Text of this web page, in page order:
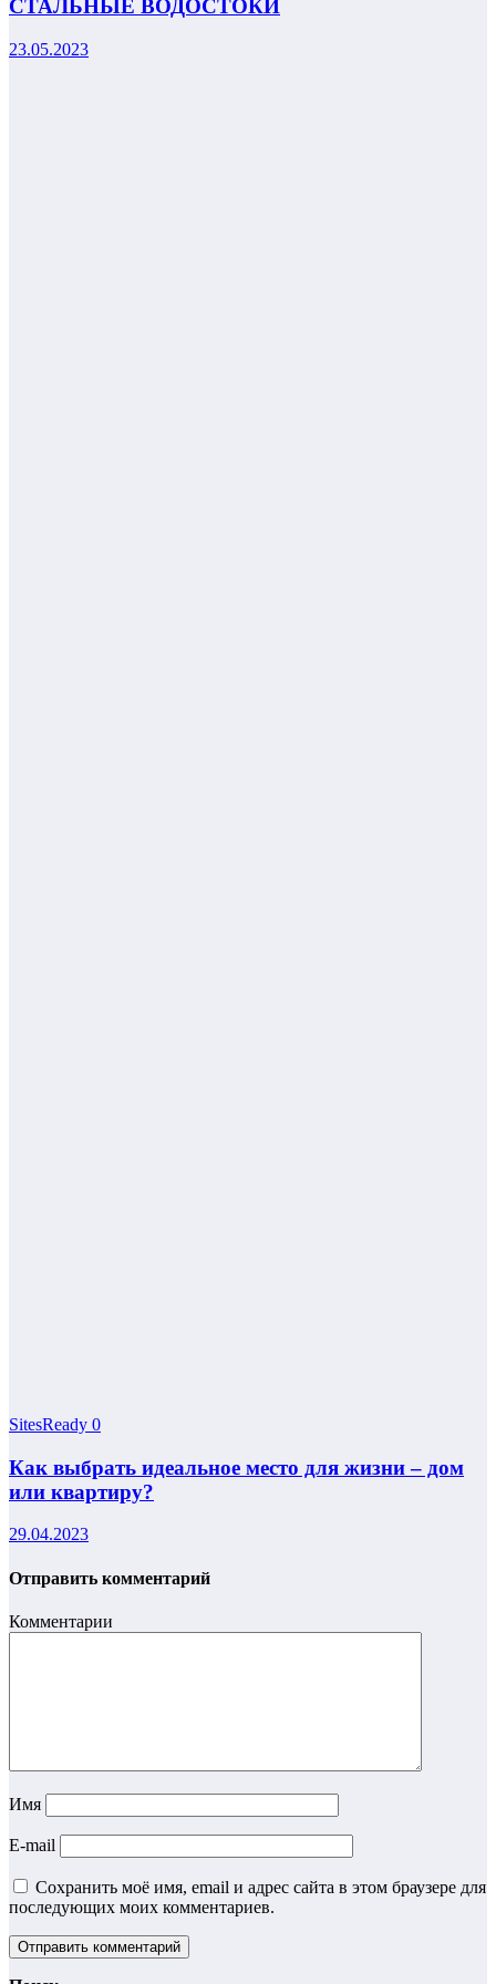
СТАЛЬНЫЕ ВОДОСТОКИ
23.05.2023
SitesReady 0
Как выбрать идеальное место для жизни – дом
или квартиру?
29.04.2023
Отправить комментарий
Комментарии
Имя
E-mail
Сохранить моё имя, email и адрес сайта в этом браузере для
последующих моих комментариев.